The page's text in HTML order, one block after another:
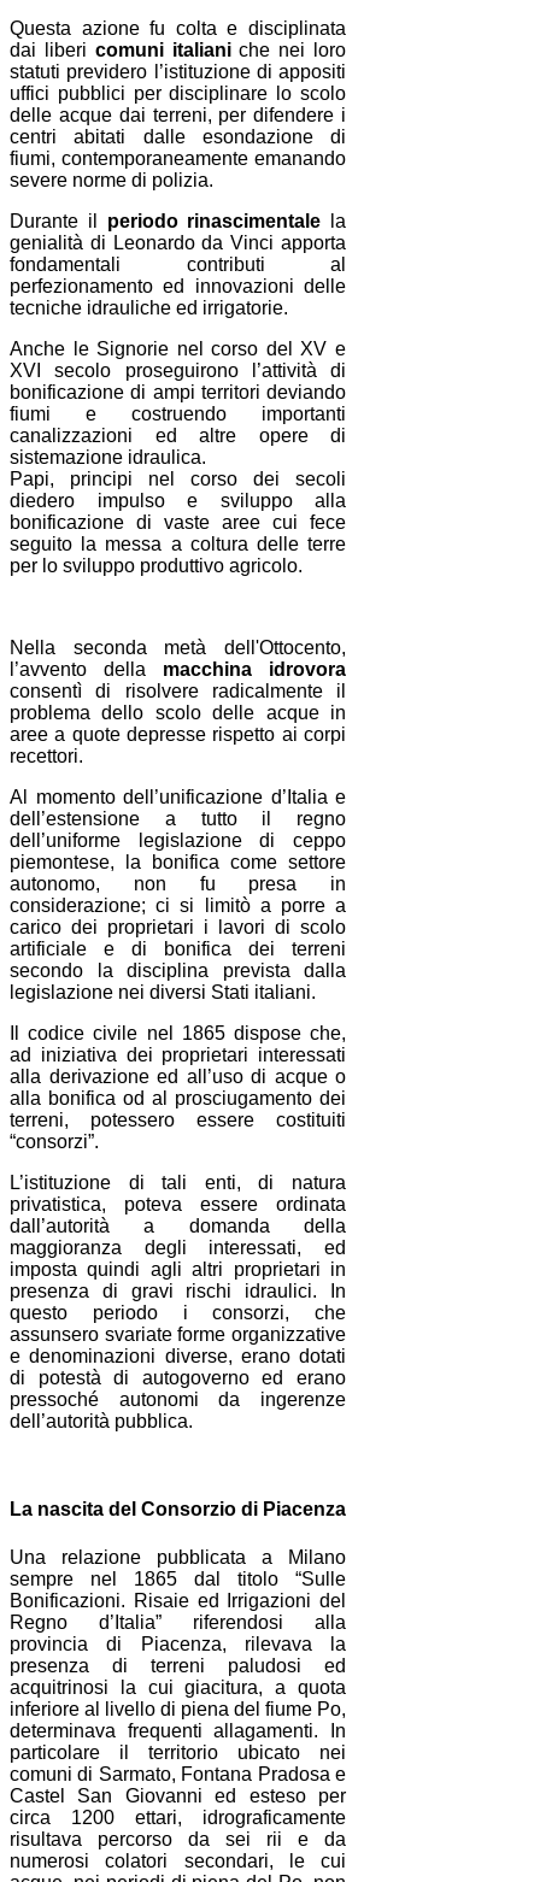
Questa azione fu colta e disciplinata
dai liberi comuni italianiche nei loro
statuti previdero l’istituzione di appositi
uffici pubblici per disciplinare lo scolo
delle acque dai terreni, per difendere i
centri abitati dalle esondazione di
fiumi, contemporaneamente emanando
severe norme di polizia.
Durante il periodo rinascimentale la
genialità di Leonardo da Vinci apporta
fondamentali contributi al
perfezionamento ed innovazioni delle
tecniche idrauliche ed irrigatorie.
Anche le Signorie nel corso del XV e
XVI secolo proseguirono l’attività di
bonificazione di ampi territori deviando
fiumi e costruendo importanti
canalizzazioni ed altre opere di
sistemazione idraulica.
Papi, principi nel corso dei secoli
diedero impulso e sviluppo alla
bonificazione di vaste aree cui fece
seguito la messa a coltura delle terre
per lo sviluppo produttivo agricolo.
Nella seconda metà dell'Ottocento,
l’avvento della macchina idrovora
consentì di risolvere radicalmente il
problema dello scolo delle acque in
aree a quote depresse rispetto ai corpi
recettori.
Al momento dell’unificazione d’Italia e
dell’estensione a tutto il regno
dell’uniforme legislazione di ceppo
piemontese, la bonifica come settore
autonomo, non fu presa in
considerazione; ci si limitò a porre a
carico dei proprietari i lavori di scolo
artificiale e di bonifica dei terreni
secondo la disciplina prevista dalla
legislazione nei diversi Stati italiani.
Il codice civile nel 1865 dispose che,
ad iniziativa dei proprietari interessati
alla derivazione ed all’uso di acque o
alla bonifica od al prosciugamento dei
terreni, potessero essere costituiti
“consorzi”.
L’istituzione di tali enti, di natura
privatistica, poteva essere ordinata
dall’autorità a domanda della
maggioranza degli interessati, ed
imposta quindi agli altri proprietari in
presenza di gravi rischi idraulici. In
questo periodo i consorzi, che
assunsero svariate forme organizzative
e denominazioni diverse, erano dotati
di potestà di autogoverno ed erano
pressoché autonomi da ingerenze
dell’autorità pubblica.
La nascita del Consorzio di Piacenza
Una relazione pubblicata a Milano
sempre nel 1865 dal titolo “Sulle
Bonificazioni. Risaie ed Irrigazioni del
Regno d’Italia” riferendosi alla
provincia di Piacenza, rilevava la
presenza di terreni paludosi ed
acquitrinosi la cui giacitura, a quota
inferiore al livello di piena del fiume Po,
determinava frequenti allagamenti. In
particolare il territorio ubicato nei
comuni di Sarmato, Fontana Pradosa e
Castel San Giovanni ed esteso per
circa 1200 ettari, idrograficamente
risultava percorso da sei rii e da
numerosi colatori secondari, le cui